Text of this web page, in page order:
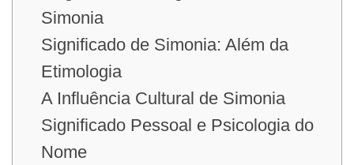
Simonia
Significado de Simonia: Além da
Etimologia
A Influência Cultural de Simonia
Significado Pessoal e Psicologia do
Nome